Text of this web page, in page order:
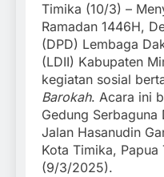
Timika (10/3) –
Ramadan 1446H,
(DPD) Lembaga
(LDII) Kabupaten
kegiatan sosial
Barokah. Acara ini
Gedung Serbaguna
Jalan Hasanudin
Kota Timika,
(9/3/2025).